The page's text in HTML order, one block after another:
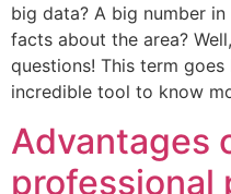
big data? A big number
facts about the area?
questions! This term goes
incredible tool to know
Advantages
professional